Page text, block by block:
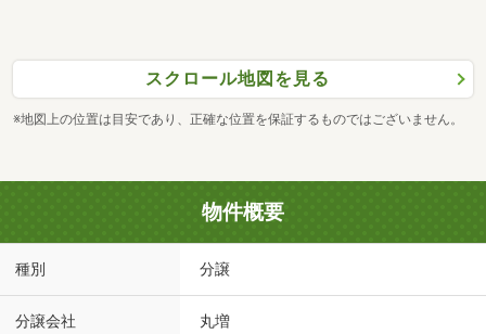
スクロール地図を見る
※地図上の位置は目安であり、正確な位置を保証するものではございません。
物件概要
種別 分譲
分譲会社 丸増